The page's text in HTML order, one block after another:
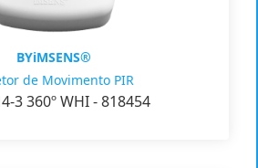
BYiMSENS®
de Movimento PIR
3 360º WHI - 818454